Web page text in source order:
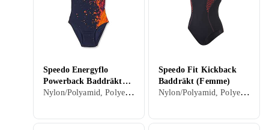
Speedo Energyflo
Powerback Baddräkt
(Femme)
Nylon/Polyamid, Polyester, 32, 34, 36, 38, 40, 42, 44, 46, 48, XS, Noir, Bleu, Orange, Vert, Rose, Violet, Maillot de bain
Speedo Fit Kickback
Baddräkt (Femme)
Nylon/Polyamid, Polyester, Élasthanne/Spandex/Lycra, 32, 34, 36, 38, 40, 42, 44, 46, 48, 60, S, M, XL, XXL, Noir, Gris, Turkos, Bleu, Rouge, Jaune, Orange, Or, Vert, Rose, Violet, Maillot de bain